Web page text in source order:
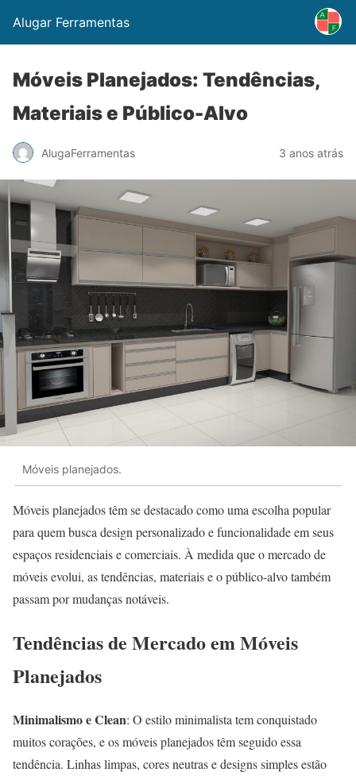
Alugar Ferramentas
Móveis Planejados: Tendências,
Materiais e Público-Alvo
AlugaFerramentas 3 anos atrás
Móveis planejados.
Móveis planejados têm se destacado como uma escolha popular
para quem busca design personalizado e funcionalidade em seus
espaços residenciais e comerciais. À medida que o mercado de
móveis evolui, as tendências, materiais e o público-alvo também
passam por mudanças notáveis.
Tendências de Mercado em Móveis
Planejados
Minimalismo e Clean: O estilo minimalista tem conquistado
muitos corações, e os móveis planejados têm seguido essa
tendência. Linhas limpas, cores neutras e designs simples estão